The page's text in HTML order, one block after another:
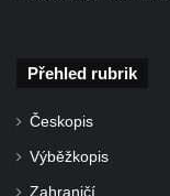
Přehled rubrik
Českopis
Výběžkopis
Zahraničí